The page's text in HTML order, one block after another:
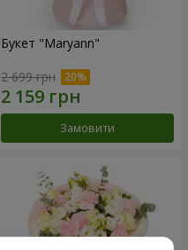
Букет "Maryann"
2 699 грн
Замовити